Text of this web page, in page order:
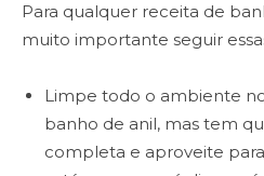
Para qualquer receita de
muito importante seguir
Limpe todo o ambiente
banho de anil, mas tem
completa e aproveite